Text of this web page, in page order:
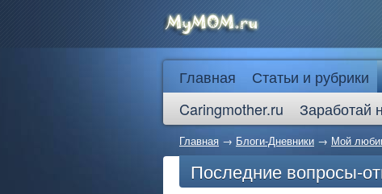
Главная Статьи и рубрики
Caringmother.ru
Заработай
Главная → Блоги-Дневники → Мой
Последние вопросы-